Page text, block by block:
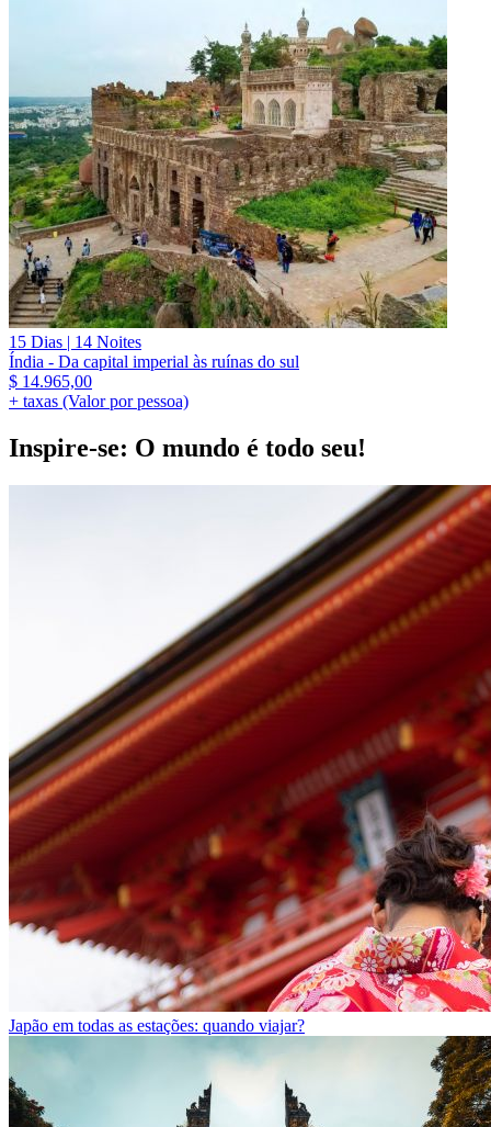
15 Dias | 14 Noites
Índia - Da capital imperial às ruínas do sul
$ 14.965,00
+ taxas (Valor por pessoa)
Inspire-se: O mundo é todo seu!
Japão em todas as estações: quando viajar?